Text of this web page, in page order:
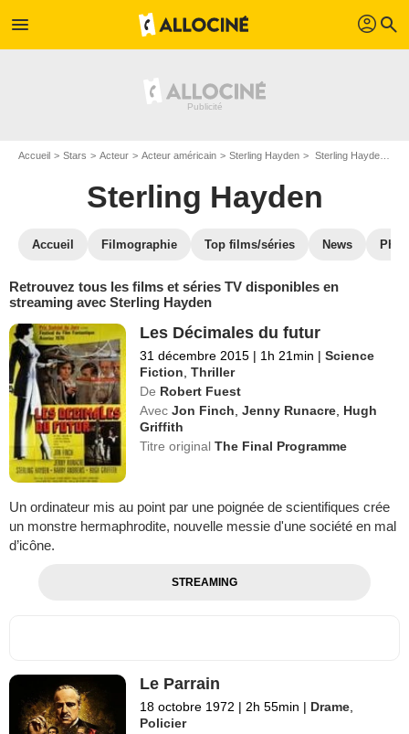
menu profil search
Accueil Stars Acteur Acteur américain Sterling Hayden Sterling Hayden : Films et séries online
Sterling Hayden
Accueil Filmographie Top films/séries News
Retrouvez tous les films et séries TV disponibles en
streaming avec Sterling Hayden
Les Décimales du futur
31 décembre 2015 | 1h 21min | Science
Fiction ,Thriller
De Robert Fuest
Avec Jon Finch ,Jenny Runacre Hugh
Griffith
Titre originalThe Final Programme
Un ordinateur mis au point par une poignée de scientifiques crée
un monstre hermaphrodite, nouvelle messie d'une société en mal
d’icône.
STREAMING
Le Parrain
18 octobre 1972 | 2h 55min | Drame
Policier